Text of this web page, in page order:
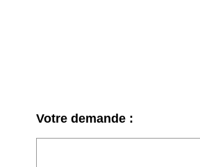
Votre demande :